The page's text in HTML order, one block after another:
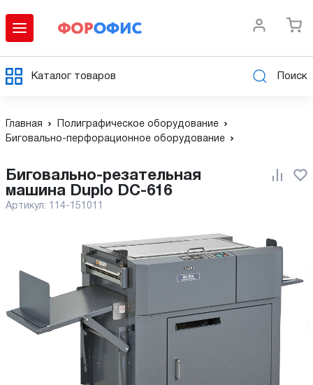
Каталог товаров Поиск
Главная
Полиграфическое оборудование
Биговально-перфорационное оборудование
Биговально-резательная
машина Duplo DC-616
Артикул: 114-151011